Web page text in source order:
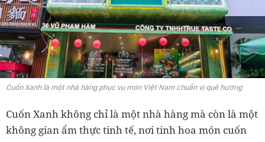
Cuốn Xanh là một nhà hàng phục vụ món Việt Nam chuẩn vị quê hương
Cuốn Xanh không chỉ là một nhà hàng mà còn là một
không gian ẩm thực tinh tế, nơi tinh hoa món cuốn